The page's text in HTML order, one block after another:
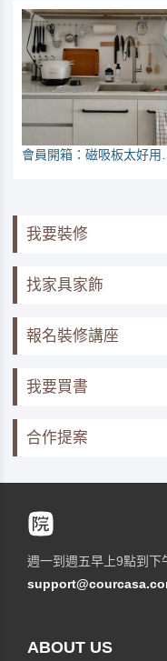
我要裝修
找家具家飾
報名裝修講座
我要買書
合作提案
週一到週五早上9點到下
ABOUT US